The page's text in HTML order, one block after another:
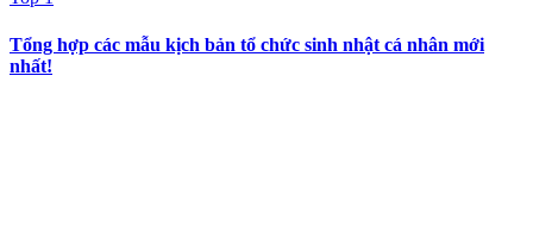
Tổng hợp các mẫu kịch bản tổ chức sinh nhật cá nhân mới
nhất!